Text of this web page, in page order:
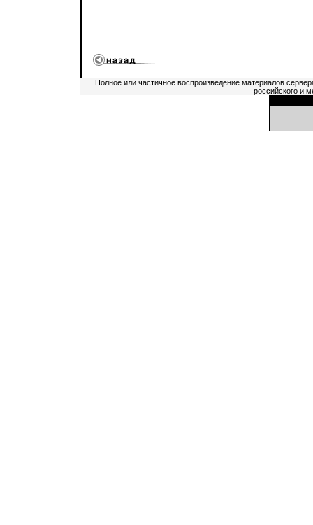
Полное или частичное воспроизведение материалов
российского и